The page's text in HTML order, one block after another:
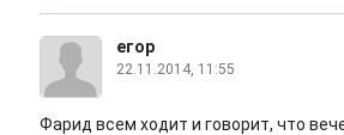
егор
22.11.2014, 11:55
Фарид всем ходит и говорит, что